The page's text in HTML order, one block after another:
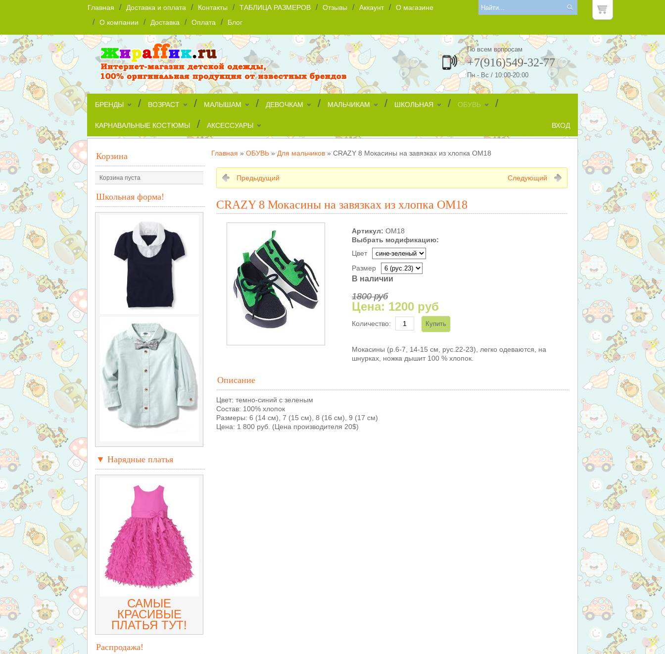
Главная / Доставка и оплата / Контакты / ТАБЛИЦА РАЗМЕРОВ / Отзывы / Аккаунт / О магазине
/ О компании / Доставка / Оплата / Блог
По всем вопросам
+7(916)549-32-77
Пн - Вс / 10:00-20:00
БРЕНДЫ / ВОЗРАСТ / МАЛЫШАМ / ДЕВОЧКАМ / МАЛЬЧИКАМ / ШКОЛЬНАЯ / ОБУВЬ /
КАРНАВАЛЬНЫЕ КОСТЮМЫ / АКСЕССУАРЫ ВХОД
Корзина
Корзина пуста
Школьная форма!
▼ Нарядные платья
САМЫЕ
КРАСИВЫЕ
ПЛАТЬЯ ТУТ!
Распродажа!
Главная » ОБУВЬ » Для мальчиков » CRAZY 8 Мокасины на завязках из хлопка ОМ18
Предыдущий Следующий
CRAZY 8 Мокасины на завязках из хлопка ОМ18
Артикул: ОМ18
Выбрать модификацию:
Цвет
Размер
В наличии
1800 руб
Цена: 1200 руб
Количество:
Мокасины (р.6-7, 14-15 см, рус.22-23), легко одеваются, на
шнурках, ножка дышит 100 % хлопок.
Описание
Цвет: темно-синий с зеленым
Состав: 100% хлопок
Размеры: 6 (14 см), 7 (15 см), 8 (16 см), 9 (17 см)
Цена: 1 800 руб. (Цена производителя 20$)